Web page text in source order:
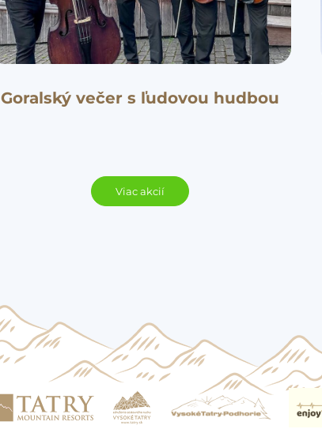
Goralský večer s ľudovou hudbou
Viac akcií